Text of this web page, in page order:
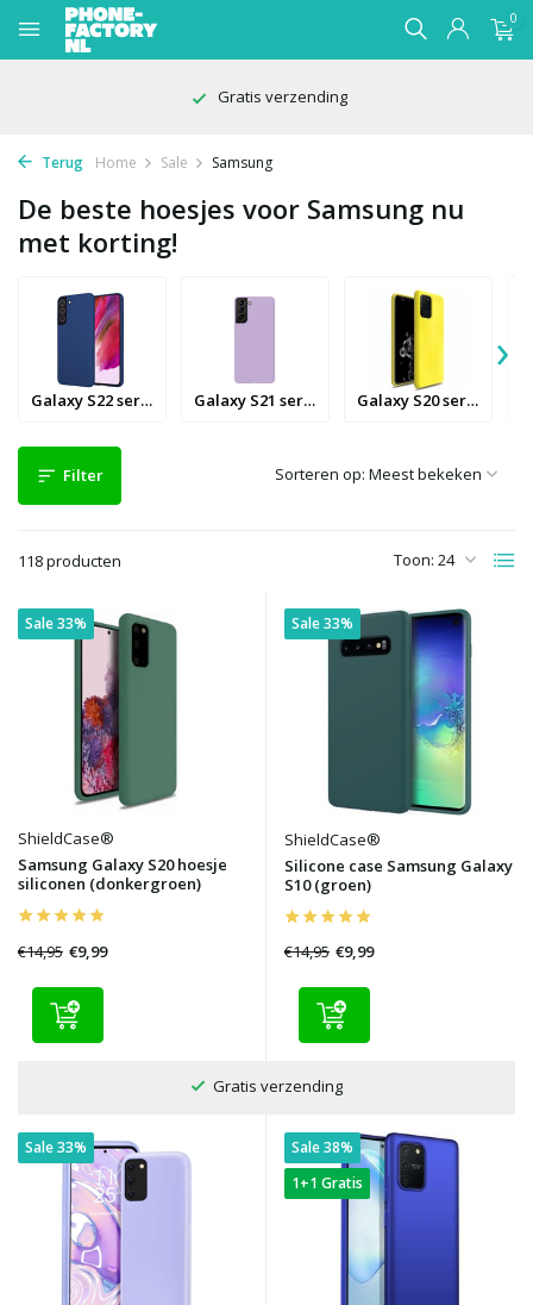
0
Voor 22:00 besteld, morgen in huis
Terug Home Sale Samsung
De beste hoesjes voor Samsung nu
met korting!
Galaxy S22 series Galaxy S21 series Galaxy S20 series
›
Filter
118 producten Toon:
Sorteren op:
Sale 33%
ShieldCase®
Samsung Galaxy S20 hoesje
siliconen (donkergroen)
€14,95 €9,99
Sale 33%
ShieldCase®
Silicone case Samsung Galaxy
S10 (groen)
€14,95 €9,99
Voor 22:00 besteld, morgen in huis
Sale 33%
Sale 38%
1+1 Gratis